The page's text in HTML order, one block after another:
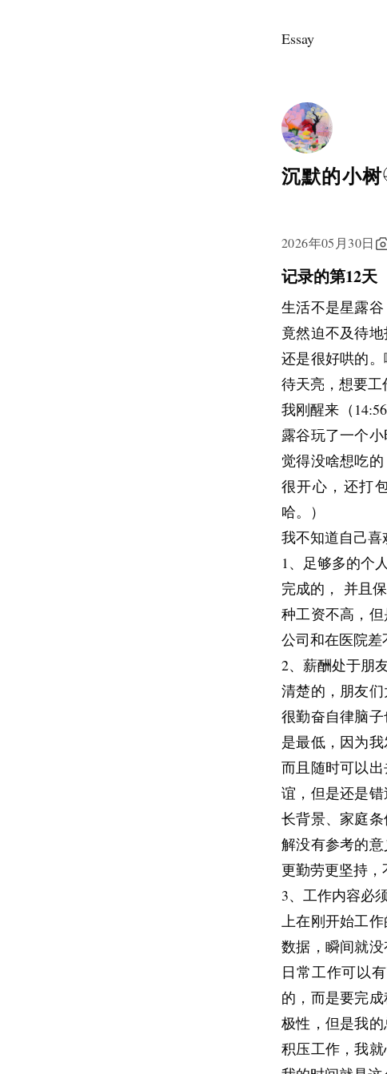
Essay
沉默的小树
2026年05月30日
记录的第12天
生活不是星露
竟然迫不及待
还是很好哄的
待天亮，想要工
我刚醒来（
露谷玩了一个
觉得没啥想吃
很开心，还打
哈。）
我不知道自己喜
1、足够多的个
完成的， 并且
种工资不高，
公司和在医院差
2、薪酬处于朋
清楚的，朋友
很勤奋自律脑
是最低，因为
而且随时可以
谊，但是还是
长背景、家庭
解没有参考的
更勤劳更坚持，
3、工作内容必
上在刚开始工
数据，瞬间就
日常工作可以
的，而是要完
极性，但是我
积压工作，我